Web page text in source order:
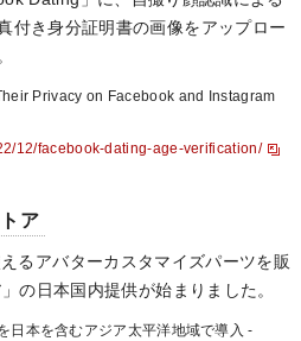
付き身分証明書の画像をアップロー
Privacy on Facebook and Instagram
12/facebook-dating-age-verification/
ア
るアバターカスタマイズパーツを販
の日本国内提供が始まりました。
本を含むアジア太平洋地域で導入 -